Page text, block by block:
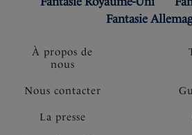
À propos de
nous
Nous contacter
La presse
Fantasie